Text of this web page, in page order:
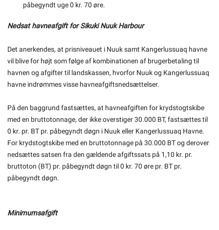
påbegyndt uge 0 kr. 70 øre.
Nedsat havneafgift for Sikuki Nuuk Harbour
Det anerkendes, at prisniveauet i Nuuk samt Kangerlussuaq havne
vil blive for højt som følge af kombinationen af brugerbetaling til
havnen og afgifter til landskassen, hvorfor Nuuk og Kangerlussuaq
havne indrømmes visse havneafgiftsnedsættelser.
På den baggrund fastsættes, at havneafgiften for krydstogtskibe
med en bruttotonnage, der ikke overstiger 30.000 BT, fastsættes til
0 kr. pr. BT pr. påbegyndt døgn i Nuuk eller Kangerlussuaq Havne.
For krydstogtskibe med en bruttotonnage på 30.000 BT og derover
nedsættes satsen fra den gældende afgiftssats på 1,10 kr. pr.
bruttoton (BT) pr. påbegyndt døgn til 0 kr. 70 øre pr. BT pr.
påbegyndt døgn.
Minimumsafgift